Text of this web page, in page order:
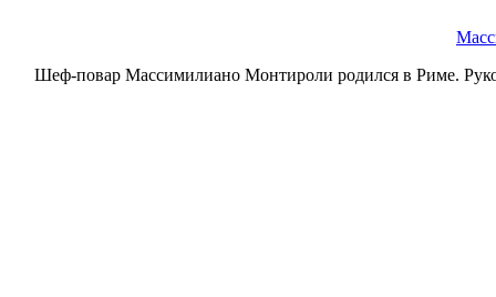
Шеф-повар Массимилиано Монтироли родился в Риме.